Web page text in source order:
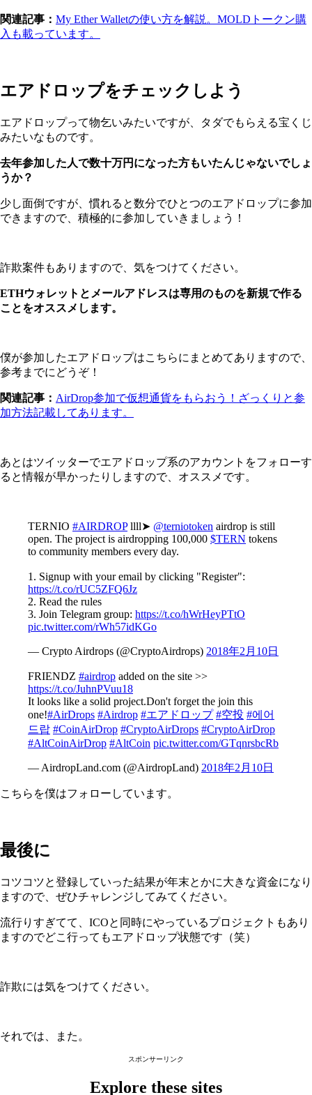
関連記事： My Ether Walletの使い方を解説。MOLDトークン購
入も載っています。
エアドロップをチェックしよう
エアドロップって物乞いみたいですが、タダでもらえる宝くじ
みたいなものです。
去年参加した人で数十万円になった方もいたんじゃないでしょ
うか？
少し面倒ですが、慣れると数分でひとつのエアドロップに参加
できますので、積極的に参加していきましょう！
詐欺案件もありますので、気をつけてください。
ETHウォレットとメールアドレスは専用のものを新規で作る
ことをオススメします。
僕が参加したエアドロップはこちらにまとめてありますので、
参考までにどうぞ！
関連記事： AirDrop参加で仮想通貨をもらおう！ざっくりと参
加方法記載してあります。
あとはツイッターでエアドロップ系のアカウントをフォローす
ると情報が早かったりしますので、オススメです。
TERNIO #AIRDROPllll➤ @terniotoken airdrop is still
open. The project is airdropping 100,000 $TERN tokens
to community members every day.
1. Signup with your email by clicking "Register":
https://t.co/rUC5ZFQ6Jz
2. Read the rules
3. Join Telegram group: https://t.co/hWrHeyPTtO
pic.twitter.com/rWh57idKGo
— Crypto Airdrops (@CryptoAirdrops) 2018年2月10日
FRIENDZ #airdrop added on the site >>
https://t.co/JuhnPVuu18
It looks like a solid project.Don't forget the join this
one!#AirDrops #Airdrop #エアドロップ #空投 #에어
드랍 #CoinAirDrop #CryptoAirDrops #CryptoAirDrop
#AltCoinAirDrop #AltCoin pic.twitter.com/GTqnrsbcRb
— AirdropLand.com (@AirdropLand) 2018年2月10日
こちらを僕はフォローしています。
最後に
コツコツと登録していった結果が年末とかに大きな資金になり
ますので、ぜひチャレンジしてみてください。
流行りすぎてて、ICOと同時にやっているプロジェクトもあり
ますのでどこ行ってもエアドロップ状態です（笑）
詐欺には気をつけてください。
それでは、また。
スポンサーリンク
Explore these sites